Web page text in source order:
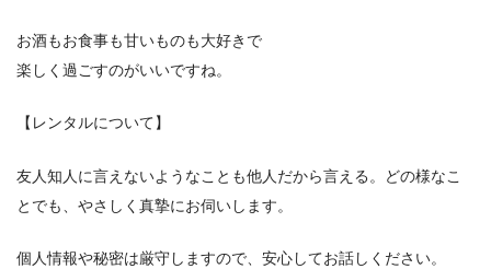
お酒もお食事も甘いものも大好きで
楽しく過ごすのがいいですね。
【レンタルについて】
友人知人に言えないようなことも他人だから言える。どの様なこ
とでも、やさしく真摯にお伺いします。
個人情報や秘密は厳守しますので、安心してお話しください。